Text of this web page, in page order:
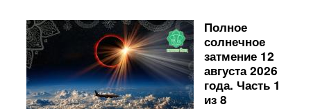
Полное
солнечное
затмение 12
августа 2026
года. Часть 1
из 8